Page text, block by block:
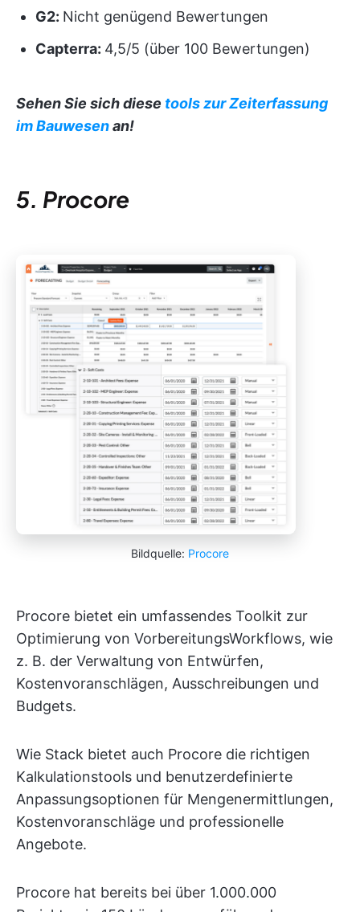
G2: Nicht genügend Bewertungen
Capterra: 4,5/5 (über 100 Bewertungen)
Sehen Sie sich diese tools zur Zeiterfassung
im Bauwesenan!
5. Procore
Bildquelle: Procore
Procore bietet ein umfassendes Toolkit zur
Optimierung von VorbereitungsWorkflows, wie
z. B. der Verwaltung von Entwürfen,
Kostenvoranschlägen, Ausschreibungen und
Budgets.
Wie Stack bietet auch Procore die richtigen
Kalkulationstools und benutzerdefinierte
Anpassungsoptionen für Mengenermittlungen,
Kostenvoranschläge und professionelle
Angebote.
Procore hat bereits bei über 1.000.000